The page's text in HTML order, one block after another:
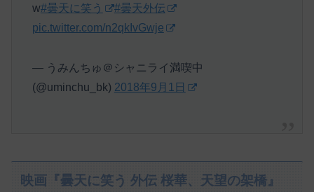
w#曇天に笑う
#曇天外伝
pic.twitter.com/n2qkIvGwje
— うみんちゅ＠シャニライ満喫中
(@uminchu_bk) 2018年9月1日
映画『曇天に笑う 外伝 桜華、天望の架橋』